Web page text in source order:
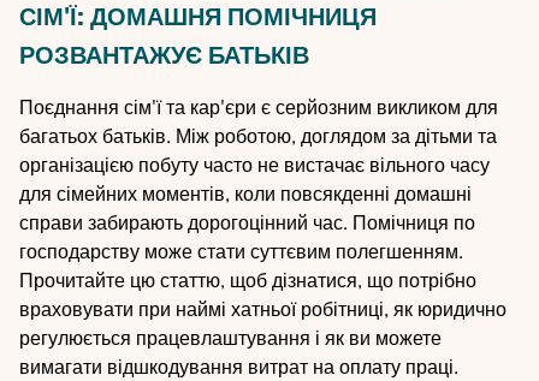
СІМ'Ї: ДОМАШНЯ ПОМІЧНИЦЯ
РОЗВАНТАЖУЄ БАТЬКІВ
Поєднання сім'ї та кар'єри є серйозним викликом для
багатьох батьків. Між роботою, доглядом за дітьми та
організацією побуту часто не вистачає вільного часу
для сімейних моментів, коли повсякденні домашні
справи забирають дорогоцінний час. Помічниця по
господарству може стати суттєвим полегшенням.
Прочитайте цю статтю, щоб дізнатися, що потрібно
враховувати при наймі хатньої робітниці, як юридично
регулюється працевлаштування і як ви можете
вимагати відшкодування витрат на оплату праці.